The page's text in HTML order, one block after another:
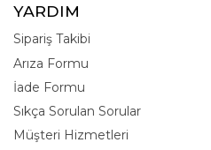
YARDIM
Sipariş Takibi
Arıza Formu
İade Formu
Sıkça Sorulan Sorular
Müşteri Hizmetleri